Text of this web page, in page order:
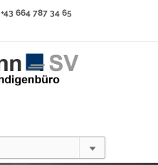
+43 664 787 34 65